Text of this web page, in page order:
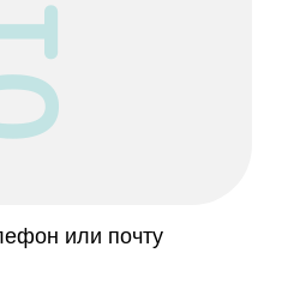
или почту